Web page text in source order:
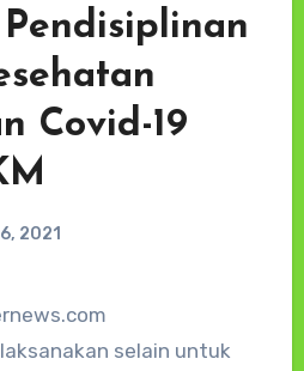
Covid-19
2021
selain untuk